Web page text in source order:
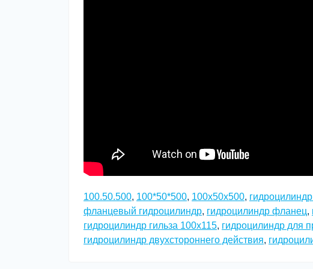
100.50.500, 100*50*500, 100x50x500,
фланцевый гидроцилиндр, гидроцилиндр фланец,
гидроцилиндр гильза 100х115, гидроцилиндр для
гидроцилиндр двухстороннего действия,